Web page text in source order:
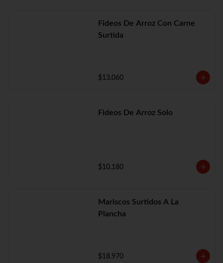
Fideos De Arroz Con Carne
Surtida
$13.060
Fideos De Arroz Solo
$10.180
Mariscos Surtidos A La
Plancha
$18.970